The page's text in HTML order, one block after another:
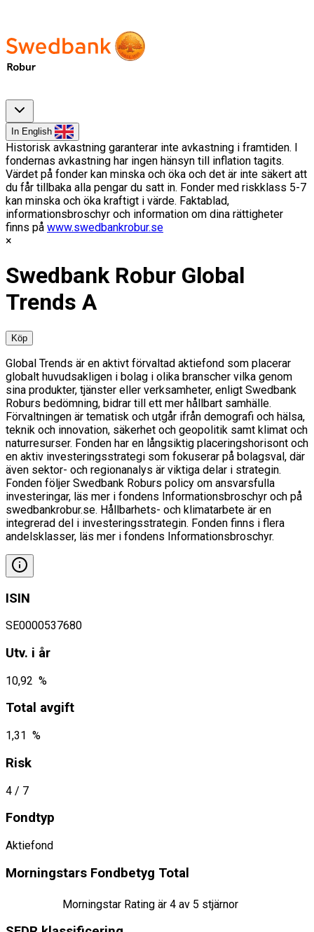
In English
Historisk avkastning garanterar inte avkastning i framtiden. I
fondernas avkastning har ingen hänsyn till inflation tagits.
Värdet på fonder kan minska och öka och det är inte säkert att
du får tillbaka alla pengar du satt in. Fonder med riskklass 5-7
kan minska och öka kraftigt i värde. Faktablad,
informationsbroschyr och information om dina rättigheter
finns på www.swedbankrobur.se
Swedbank Robur Global
Trends A
Köp
Global Trends är en aktivt förvaltad aktiefond som placerar
globalt huvudsakligen i bolag i olika branscher vilka genom
sina produkter, tjänster eller verksamheter, enligt Swedbank
Roburs bedömning, bidrar till ett mer hållbart samhälle.
Förvaltningen är tematisk och utgår ifrån demografi och hälsa,
teknik och innovation, säkerhet och geopolitik samt klimat och
naturresurser. Fonden har en långsiktig placeringshorisont och
en aktiv investeringsstrategi som fokuserar på bolagsval, där
även sektor- och regionanalys är viktiga delar i strategin.
Fonden följer Swedbank Roburs policy om ansvarsfulla
investeringar, läs mer i fondens Informationsbroschyr och på
swedbankrobur.se. Hållbarhets- och klimatarbete är en
integrerad del i investeringsstrategin. Fonden finns i flera
andelsklasser, läs mer i fondens Informationsbroschyr.
ISIN
SE0000537680
Utv. i år
10,92 %
Total avgift
1,31 %
Risk
4 / 7
Fondtyp
Aktiefond
Morningstars Fondbetyg Total
Morningstar Rating är 4 av 5 stjärnor